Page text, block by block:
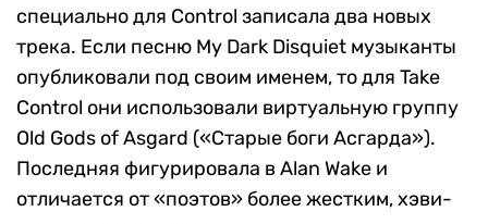
специально для Control записала два новых
трека. Если песню My Dark Disquiet музыканты
опубликовали под своим именем, то для Take
Control они использовали виртуальную группу
Old Gods of Asgard («Старые боги Асгарда»).
Последняя фигурировала в Alan Wake и
отличается от «поэтов» более жестким, хэви-